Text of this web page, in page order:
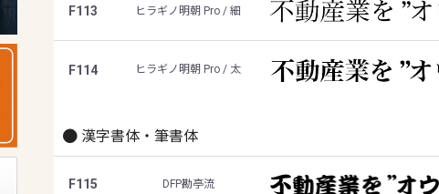
F113 ヒラギノ明朝 Pro / 細
F114 ヒラギノ明朝 Pro / 太
漢字書体・筆書体
F115 DFP勘亭流